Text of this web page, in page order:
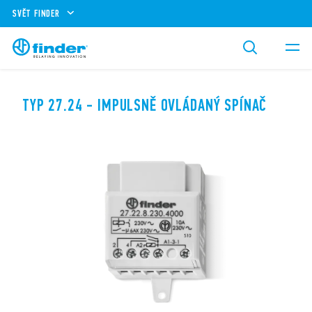
SVĚT FINDER
TYP 27.24 - IMPULSNĚ OVLÁDANÝ SPÍNAČ